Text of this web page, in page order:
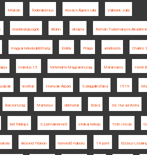
Miskolc föderalizmus Kovács Ágnes Lilla Vallasek Júlia
kisebbségi jogok Brünn Ukrajna Román Tudományos
magyar békeküldöttség Erdély Prága adatbázis Charles
március 15. történelmi Magyarország Máramaros Henri
levéltár Hornyák Árpád Szilágyillésfalva 1919
Bácsország Martonos déli határ Dráva Sic Itur ad Astra
brit földrajz Szatmárnémeti etnikai térkép Tóth István
Beyond Trianon honvédő háború 14 pont Elzász-